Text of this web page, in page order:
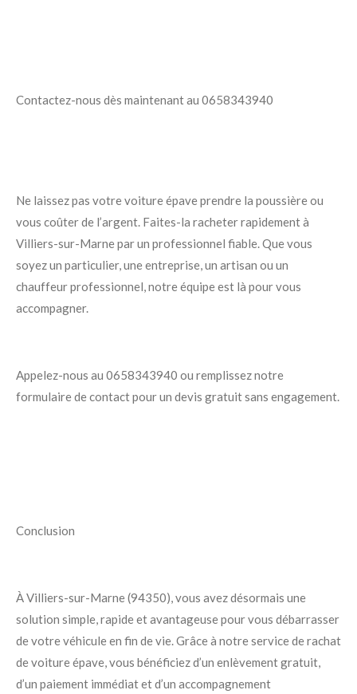
Contactez-nous dès maintenant au 0658343940
Ne laissez pas votre voiture épave prendre la poussière ou
vous coûter de l’argent. Faites-la racheter rapidement à
Villiers-sur-Marne par un professionnel fiable. Que vous
soyez un particulier, une entreprise, un artisan ou un
chauffeur professionnel, notre équipe est là pour vous
accompagner.
Appelez-nous au 0658343940 ou remplissez notre
formulaire de contact pour un devis gratuit sans engagement.
Conclusion
À Villiers-sur-Marne (94350), vous avez désormais une
solution simple, rapide et avantageuse pour vous débarrasser
de votre véhicule en fin de vie. Grâce à notre service de rachat
de voiture épave, vous bénéficiez d’un enlèvement gratuit,
d’un paiement immédiat et d’un accompagnement